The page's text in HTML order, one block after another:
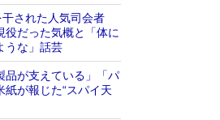
干された人気司会者
だった気概と「体に
うな」話芸
品が支えている」「パ
が報じた“スパイ天